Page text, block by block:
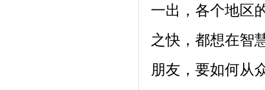
一出，各个地区
之快，都想在智
朋友，要如何从